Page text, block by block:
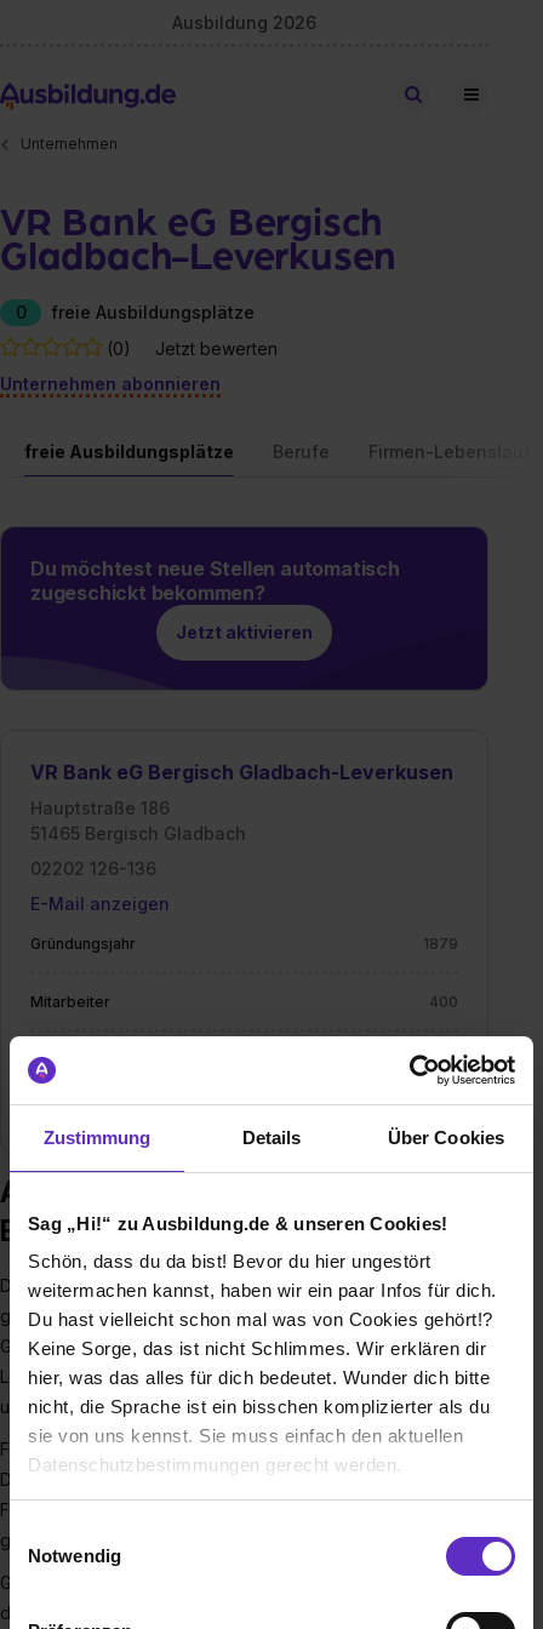
Zustimmung Details Über Cookies
Sag „Hi!“ zu Ausbildung.de & unseren Cookies!
Schön, dass du da bist! Bevor du hier ungestört
weitermachen kannst, haben wir ein paar Infos für dich.
Du hast vielleicht schon mal was von Cookies gehört!?
Keine Sorge, das ist nicht Schlimmes. Wir erklären dir
hier, was das alles für dich bedeutet. Wunder dich bitte
nicht, die Sprache ist ein bisschen komplizierter als du
sie von uns kennst. Sie muss einfach den aktuellen
Datenschutzbestimmungen gerecht werden.
Notwendig
Ausbildung 2026
Stellen finden
Unternehmen
VR Bank eG Bergisch
Gladbach-Leverkusen
0
freie Ausbildungsplätze
(0)
Jetzt bewerten
Unternehmen abonnieren
freie Ausbildungsplätze Berufe Firmen-Lebenslauf
Du möchtest neue Stellen automatisch
zugeschickt bekommen?
Jetzt aktivieren
VR Bank eG Bergisch Gladbach-Leverkusen
Hauptstraße 186
51465 Bergisch Gladbach
02202 126-136
E-Mail anzeigen
Gründungsjahr 1879
Mitarbeiter 400
Branche
Bank / Finanzen, Beratung, Immobilien / Facility
Finanzdienstleistung, Finanzen
Ausbildung bei VR Bank eG
Bergisch Gladbach-Leverkusen
Die VR Bank eG Bergisch Gladbach-Leverkusen eine der
größten Genossenschaftsbanken in der Region. Unser
Geschäftsgebiet erstreckt sich von Langenfeld und
Leichlingen im Norden über die Städte Bergisch Gladbach
und Leverkusen bis nach Rösrath und Overath im Süden.
Für unsere Mitglieder und Kunden sind wir Morgenmacher.
Denn wir sorgen täglich dafür, dass unsere Privat- und
Firmenkunden in Geld- und Finanzangelegenheiten einen
guten Partner an ihrer Seite haben.
Gemeinsam machen wir aus Ideen Zukunft und sind fest
davon überzeugt, auch in einer sich immer schneller